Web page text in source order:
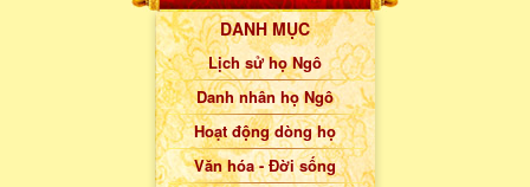
DANH MỤC
Lịch sử họ Ngô
Danh nhân họ Ngô
Hoạt động dòng họ
Văn hóa - Đời sống